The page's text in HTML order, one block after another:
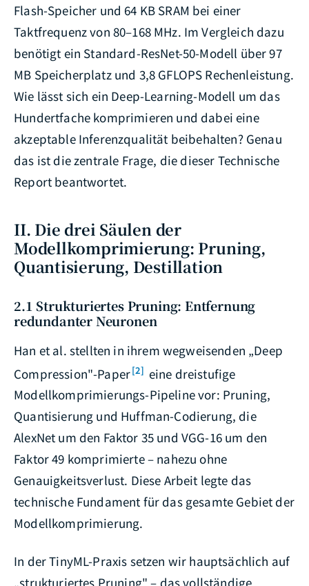
Flash-Speicher und 64 KB SRAM bei einer
Taktfrequenz von 80–168 MHz. Im Vergleich dazu
benötigt ein Standard-ResNet-50-Modell über 97
MB Speicherplatz und 3,8 GFLOPS Rechenleistung.
Wie lässt sich ein Deep-Learning-Modell um das
Hundertfache komprimieren und dabei eine
akzeptable Inferenzqualität beibehalten? Genau
das ist die zentrale Frage, die dieser Technische
Report beantwortet.
II. Die drei Säulen der
Modellkomprimierung: Pruning,
Quantisierung, Destillation
2.1 Strukturiertes Pruning: Entfernung
redundanter Neuronen
Han et al. stellten in ihrem wegweisenden „Deep
Compression"-Paper[2] eine dreistufige
Modellkomprimierungs-Pipeline vor: Pruning,
Quantisierung und Huffman-Codierung, die
AlexNet um den Faktor 35 und VGG-16 um den
Faktor 49 komprimierte – nahezu ohne
Genauigkeitsverlust. Diese Arbeit legte das
technische Fundament für das gesamte Gebiet der
Modellkomprimierung.
In der TinyML-Praxis setzen wir hauptsächlich auf
„strukturiertes Pruning" – das vollständige